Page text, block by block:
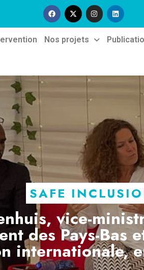
Nos projets
vice-
des Pays-Bas
internationale,
SAFE